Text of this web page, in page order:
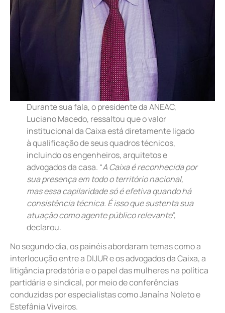
Durante sua fala, o presidente da ANEAC,
Luciano Macedo, ressaltou que o valor
institucional da Caixa está diretamente ligado
à qualificação de seus quadros técnicos,
incluindo os engenheiros, arquitetos e
advogados da casa. “A Caixa é reconhecida por
sua presença em todo o território nacional,
mas essa capilaridade só é efetiva quando há
consistência técnica. É isso que sustenta sua
atuação como agente público relevante”,
declarou.
No segundo dia, os painéis abordaram temas como a
interlocução entre a DIJUR e os advogados da Caixa, a
litigância predatória e o papel das mulheres na política
partidária e sindical, por meio de conferências
conduzidas por especialistas como Janaína Noleto e
Estefânia Viveiros.